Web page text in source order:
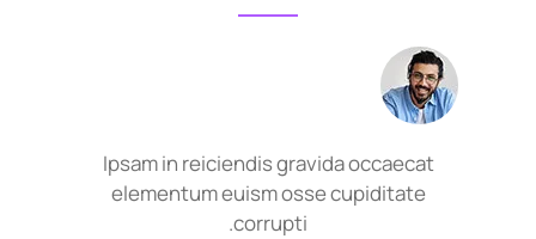
Ipsam in reiciendis gravida occaecat
elementum euism osse cupiditate
corrupti.